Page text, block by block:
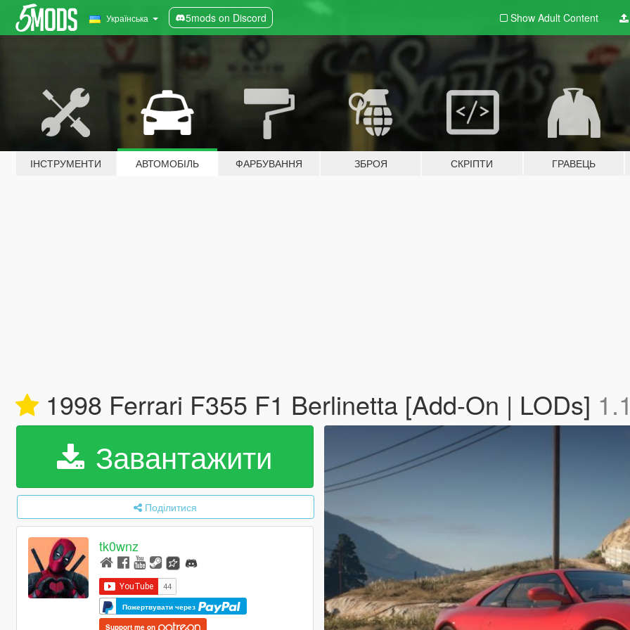
Українська 5mods on Discord Show Adult Content
ІНСТРУМЕНТИ АВТОМОБІЛЬ ФАРБУВАННЯ ЗБРОЯ СКРІПТИ ГРАВЕЦЬ
1998 Ferrari F355 F1 Berlinetta [Add-On | LODs]
Завантажити
Поділитися
tk0wnz
Пожертвувати через
Support me on